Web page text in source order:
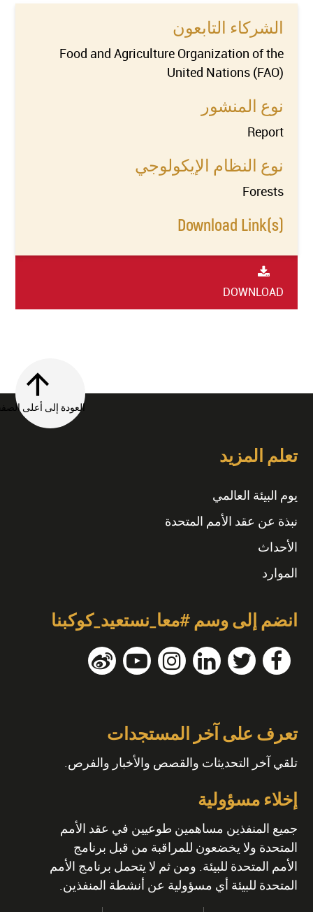
الشركاء التابعون
Food and Agriculture Organization of the
United Nations (FAO)
نوع المنشور
Report
نوع النظام الإيكولوجي
Forests
Download Link(s)
DOWNLOAD
العودة إلى أعلى الصفحة
تعلم المزيد
يوم البيئة العالمي
نبذة عن عقد الأمم المتحدة
الأحداث
الموارد
انضم إلى وسم #معا_نستعيد_كوكبنا
تعرف على آخر المستجدات
تلقي آخر التحديثات والقصص والأخبار والفرص.
إخلاء مسؤولية
جميع المنفذين مساهمين طوعيين في عقد الأمم
المتحدة ولا يخضعون للمراقبة من قبل برنامج
الأمم المتحدة للبيئة. ومن ثم لا يتحمل برنامج الأمم
المتحدة للبيئة أي مسؤولية عن أنشطة المنفذين.